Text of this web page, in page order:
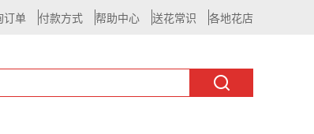
订单 付款方式 帮助中心 送花常识 各地花店